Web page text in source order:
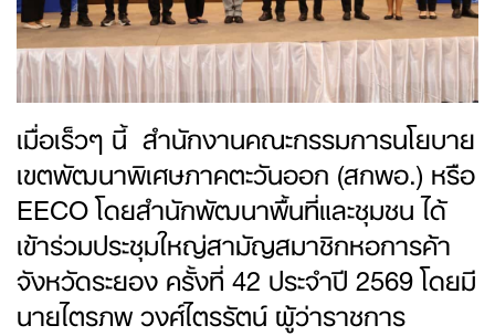
เมื่อเร็วๆ นี้ สำนักงานคณะกรรมการนโยบาย
เขตพัฒนาพิเศษภาคตะวันออก (สกพอ.) หรือ
EECO โดยสำนักพัฒนาพื้นที่และชุมชน ได้
เข้าร่วมประชุมใหญ่สามัญสมาชิกหอการค้า
จังหวัดระยอง ครั้งที่ 42 ประจำปี 2569 โดยมี
นายไตรภพ วงศ์ไตรรัตน์ ผู้ว่าราชการ